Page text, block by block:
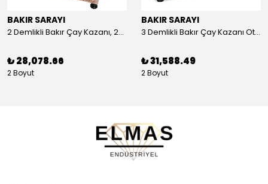
BAKIR SARAYI
2 Demlikli Bakır Çay Kazanı, 25 Litre
₺ 28,078.66
2 Boyut
BAKIR SARAYI
3 Demlikli Bakır Çay Kazanı Otomatik, 30 Litre
₺ 31,588.49
2 Boyut